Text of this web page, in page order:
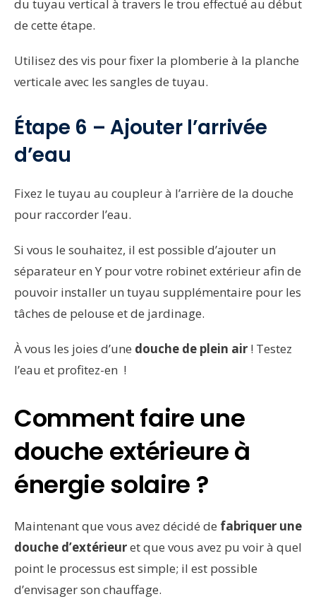
du tuyau vertical à travers le trou effectué au début
de cette étape.
Utilisez des vis pour fixer la plomberie à la planche
verticale avec les sangles de tuyau.
Étape 6 – Ajouter l’arrivée
d’eau
Fixez le tuyau au coupleur à l’arrière de la douche
pour raccorder l’eau.
Si vous le souhaitez, il est possible d’ajouter un
séparateur en Y pour votre robinet extérieur afin de
pouvoir installer un tuyau supplémentaire pour les
tâches de pelouse et de jardinage.
À vous les joies d’une douche de plein air ! Testez
l’eau et profitez-en !
Comment faire une
douche extérieure à
énergie solaire ?
Maintenant que vous avez décidé de fabriquer une
douche d’extérieuret que vous avez pu voir à quel
point le processus est simple; il est possible
d’envisager son chauffage.